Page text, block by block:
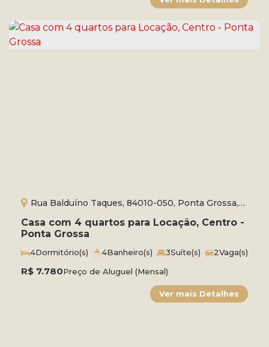
Casa com 4 quartos para Locação, Centro -
Ponta Grossa
R$ 7.780Preço de Aluguel (Mensal)
Rua Balduíno Taques, 84010-050, Ponta Grossa,
Paraná, Brasil
4Dormitório(s) 4Banheiro(s) 3Suíte(s) 2Vaga(s)